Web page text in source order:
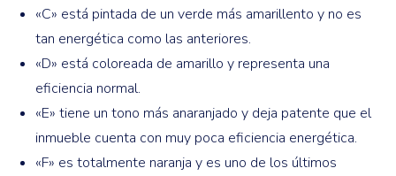
«C» está pintada de un verde más amarillento y no es
tan energética como las anteriores.
«D» está coloreada de amarillo y representa una
eficiencia normal.
«E» tiene un tono más anaranjado y deja patente que el
inmueble cuenta con muy poca eficiencia energética.
«F» es totalmente naranja y es uno de los últimos